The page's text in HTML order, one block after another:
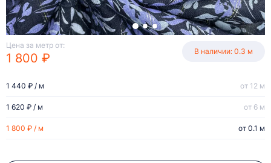
Цена за метр от:
1 800 ₽ В наличии: 0.3 м
1 800 ₽ / м от 0.1 м
1 620 ₽ / м от 6 м
1 440 ₽ / м от 12 м